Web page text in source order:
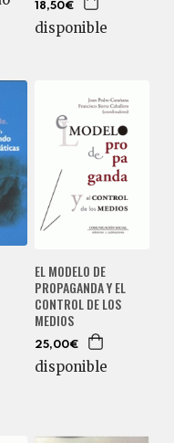
18,50€
disponible
EL MODELO DE
PROPAGANDA Y EL
CONTROL DE LOS
MEDIOS
25,00€
disponible